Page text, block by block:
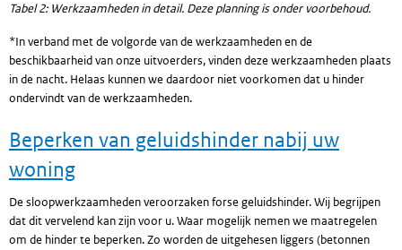
Tabel 2: Werkzaamheden in detail. Deze planning is onder voorbehoud.
*In verband met de volgorde van de werkzaamheden en de
beschikbaarheid van onze uitvoerders, vinden deze werkzaamheden plaats
in de nacht. Helaas kunnen we daardoor niet voorkomen dat u hinder
ondervindt van de werkzaamheden.
Beperken van geluidshinder nabij uw
woning
De sloopwerkzaamheden veroorzaken forse geluidshinder. Wij begrijpen
dat dit vervelend kan zijn voor u. Waar mogelijk nemen we maatregelen
om de hinder te beperken. Zo worden de uitgehesen liggers (betonnen